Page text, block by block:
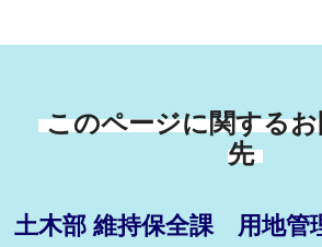
このページに関する
先
土木部 維持保全課 用地管